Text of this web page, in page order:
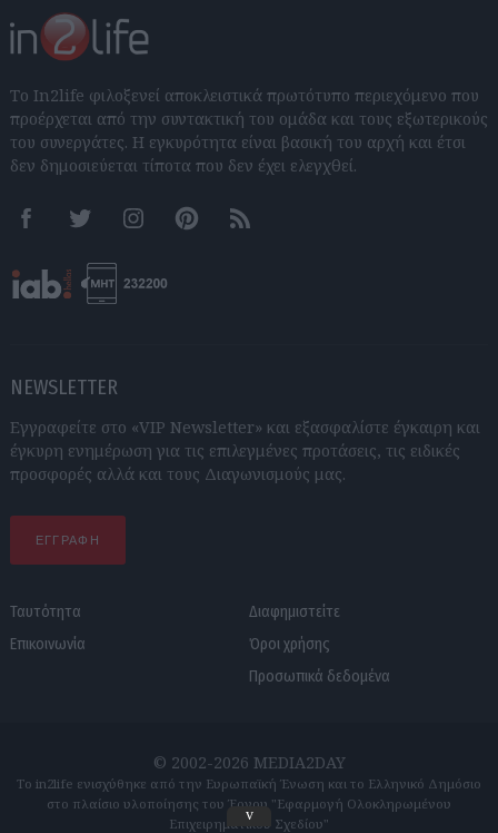
Το In2life φιλοξενεί αποκλειστικά πρωτότυπο περιεχόμενο που
προέρχεται από την συντακτική του ομάδα και τους εξωτερικούς
του συνεργάτες. Η εγκυρότητα είναι βασική του αρχή και έτσι
δεν δημοσιεύεται τίποτα που δεν έχει ελεγχθεί.
FacebookTwitter InstagramPinterestRSS feeds
NEWSLETTER
Εγγραφείτε στο «VIP Newsletter» και εξασφαλίστε έγκαιρη και
έγκυρη ενημέρωση για τις επιλεγμένες προτάσεις, τις ειδικές
προσφορές αλλά και τους Διαγωνισμούς μας.
ΕΓΓΡΑΦΗ
Ταυτότητα
Επικοινωνία
Διαφημιστείτε
Όροι χρήσης
Προσωπικά δεδομένα
© 2002-2026 MEDIA2DAY
Το in2life ενισχύθηκε από την Ευρωπαϊκή Ένωση και το Ελληνικό Δημόσιο
στο πλαίσιο υλοποίησης του Έργου "Εφαρμογή Ολοκληρωμένου
Επιχειρηματικού Σχεδίου"
v